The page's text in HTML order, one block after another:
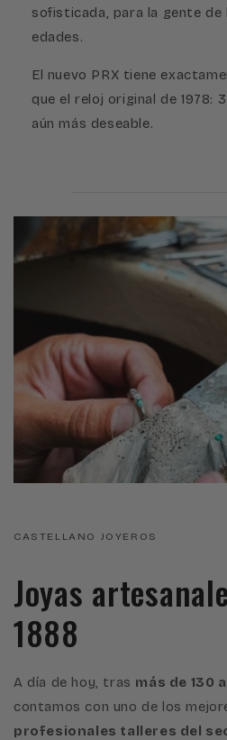
sofisticada, para la gente de
edades.
El nuevo PRX tiene
que el reloj original de 1978:
aún más deseable.
CASTELLANO JOYEROS
Joyas
1888
A día de hoy, tras más de 130
contamos con uno de los
profesionales talleres del